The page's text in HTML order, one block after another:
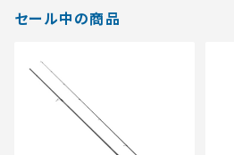
セール中の商品